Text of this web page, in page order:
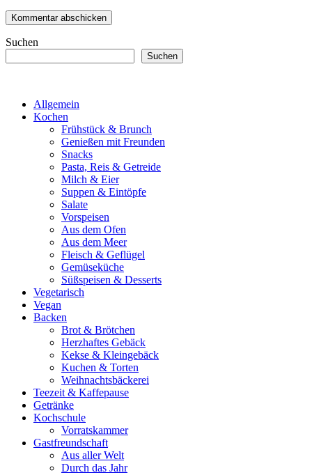
Suchen
Suchen
Allgemein
Kochen
Frühstück & Brunch
Genießen mit Freunden
Snacks
Pasta, Reis & Getreide
Milch & Eier
Suppen & Eintöpfe
Salate
Vorspeisen
Aus dem Ofen
Aus dem Meer
Fleisch & Geflügel
Gemüseküche
Süßspeisen & Desserts
Vegetarisch
Vegan
Backen
Brot & Brötchen
Herzhaftes Gebäck
Kekse & Kleingebäck
Kuchen & Torten
Weihnachtsbäckerei
Teezeit & Kaffepause
Getränke
Kochschule
Vorratskammer
Gastfreundschaft
Aus aller Welt
Durch das Jahr